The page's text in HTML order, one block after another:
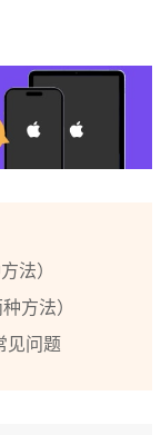
法）
方法）
见问题